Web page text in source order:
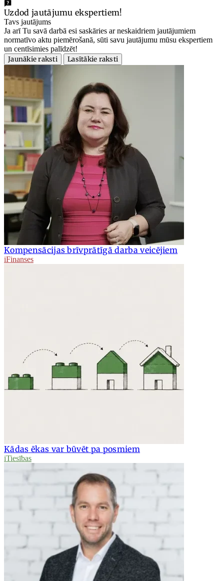
Uzdod jautājumu ekspertiem!
Tavs jautājums
Ja arī Tu savā darbā esi saskāries ar neskaidriem jautājumiem
normatīvo aktu piemērošanā, sūti savu jautājumu mūsu ekspertiem
un centīsimies palīdzēt!
Jaunākie raksti
Lasītākie raksti
Kompensācijas brīvprātīgā darba veicējiem
iFinanses
Kādas ēkas var būvēt pa posmiem
iTiesības